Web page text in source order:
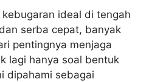
ideal di tengah
serba cepat, banyak
pentingnya menjaga
lagi hanya soal bentuk
dipahami sebagai